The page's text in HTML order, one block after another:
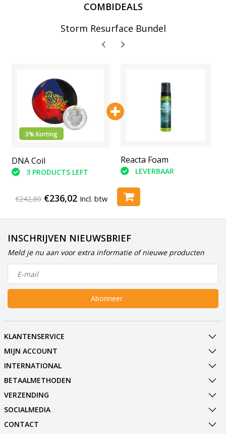
COMBIDEALS
Storm Resurface Bundel
3% Korting
DNA Coil
3 PRODUCTS LEFT
Abranet Schuur Pads (6
stuks)
Reacta Foam
LEVERBAAR
€242,80 €236,02 Incl. btw
INSCHRIJVEN NIEUWSBRIEF
Meld je nu aan voor extra informatie of nieuwe producten
Abonneer
KLANTENSERVICE
MIJN ACCOUNT
INTERNATIONAL
BETAALMETHODEN
VERZENDING
SOCIALMEDIA
CONTACT